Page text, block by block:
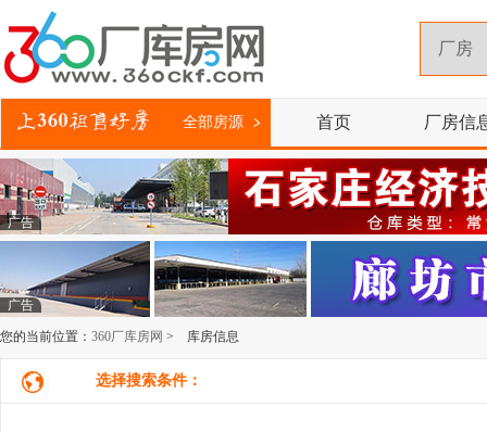
全部房源 首页 厂房信
广告
广告
您的当前位置： 360厂库房网 > 库房信息
选择搜索条件：